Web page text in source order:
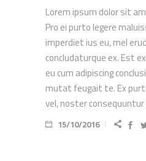
Lorem ipsum dolor sit
Pro ei purto legere
imperdiet ius eu, mel
concludaturque ex. Est
eu cum adipiscing
mutat feugait te. Ex
vel, noster
15/10/2016